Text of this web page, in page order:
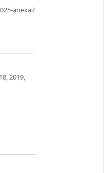
anexa7
,2019,